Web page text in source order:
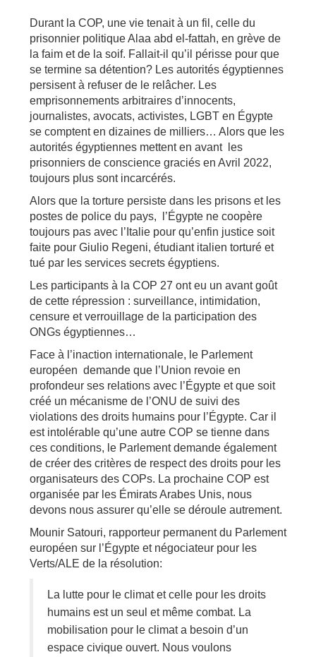
Durant la COP, une vie tenait à un fil, celle du
prisonnier politique Alaa abd el-fattah, en grève de
la faim et de la soif. Fallait-il qu’il périsse pour que
se termine sa détention? Les autorités égyptiennes
persisent à refuser de le relâcher. Les
emprisonnements arbitraires d’innocents,
journalistes, avocats, activistes, LGBT en Égypte
se comptent en dizaines de milliers… Alors que les
autorités égyptiennes mettent en avant les
prisonniers de conscience graciés en Avril 2022,
toujours plus sont incarcérés.
Alors que la torture persiste dans les prisons et les
postes de police du pays, l’Égypte ne coopère
toujours pas avec l’Italie pour qu’enfin justice soit
faite pour Giulio Regeni, étudiant italien torturé et
tué par les services secrets égyptiens.
Les participants à la COP 27 ont eu un avant goût
de cette répression : surveillance, intimidation,
censure et verrouillage de la participation des
ONGs égyptiennes…
Face à l’inaction internationale, le Parlement
européen demande que l’Union revoie en
profondeur ses relations avec l’Égypte et que soit
créé un mécanisme de l’ONU de suivi des
violations des droits humains pour l’Égypte. Car il
est intolérable qu’une autre COP se tienne dans
ces conditions, le Parlement demande également
de créer des critères de respect des droits pour les
organisateurs des COPs. La prochaine COP est
organisée par les Émirats Arabes Unis, nous
devons nous assurer qu’elle se déroule autrement.
Mounir Satouri, rapporteur permanent du Parlement
européen sur l’Égypte et négociateur pour les
Verts/ALE de la résolution:
La lutte pour le climat et celle pour les droits
humains est un seul et même combat. La
mobilisation pour le climat a besoin d’un
espace civique ouvert. Nous voulons